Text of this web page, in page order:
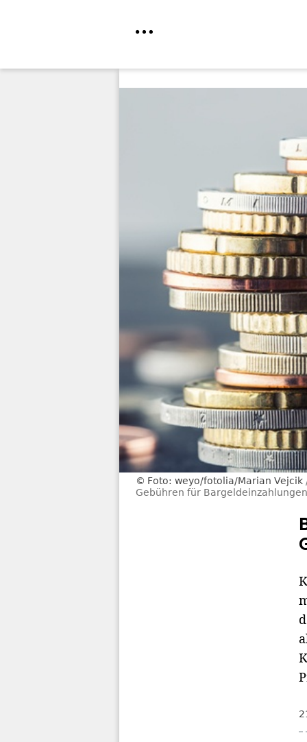
Foto: weyo/fotolia/Marian Vejcik
Gebühren für